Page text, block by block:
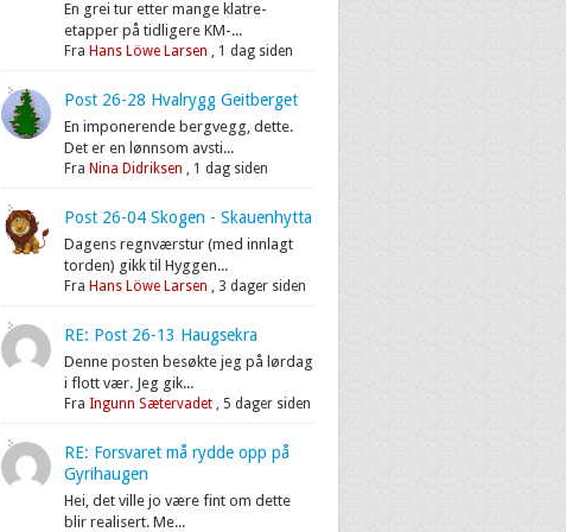
En grei tur etter mange klatre-
etapper på tidligere KM-...
Fra Hans Löwe Larsen , 1 dag siden
Post 26-28 Hvalrygg Geitberget
En imponerende bergvegg, dette.
Det er en lønnsom avsti...
Fra Nina Didriksen , 1 dag siden
Post 26-04 Skogen - Skauenhytta
Dagens regnværstur (med innlagt
torden) gikk til Hyggen...
Fra Hans Löwe Larsen , 3 dager siden
RE: Post 26-13 Haugsekra
Denne posten besøkte jeg på lørdag
i flott vær. Jeg gik...
Fra Ingunn Sætervadet, 5 dager siden
RE: Forsvaret må rydde opp på
Gyrihaugen
Hei, det ville jo være fint om dette
blir realisert. Me...